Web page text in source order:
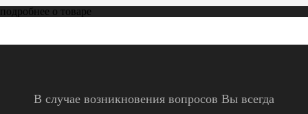
подробнее о товаре
В случае возникновения вопросов Вы всегда